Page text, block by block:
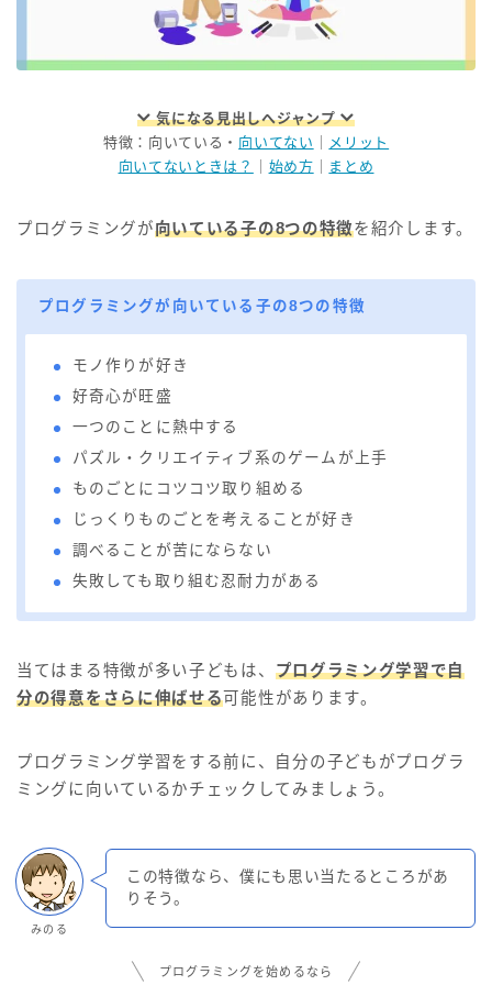
気になる見出しへジャンプ
特徴：向いている・ 向いてない
メリット
向いてないときは？
始め方 まとめ
プログラミングが向いている子の8つの特徴を紹介します。
プログラミングが向いている子の8つの特徴
モノ作りが好き
好奇心が旺盛
一つのことに熱中する
パズル・クリエイティブ系のゲームが上手
ものごとにコツコツ取り組める
じっくりものごとを考えることが好き
調べることが苦にならない
失敗しても取り組む忍耐力がある
当てはまる特徴が多い子どもは、 プログラミング学習で自
分の得意をさらに伸ばせる可能性があります。
プログラミング学習をする前に、自分の子どもがプログラ
ミングに向いているかチェックしてみましょう。
みのる
この特徴なら、僕にも思い当たるところがあ
りそう。
プログラミングを始めるなら